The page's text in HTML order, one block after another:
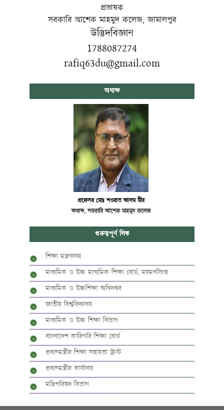
প্রভাষক
সরকারি আশেক মাহমুদ কলেজ, জামালপুর
উদ্ভিদবিজ্ঞান
1788087274
rafiq63du@gmail.com
অধ্যক্ষ
প্রফেসর মোঃ শওকত আলম মীর
অধ্যক্ষ, সরকারি আশেক মাহমুদ কলেজ
গুরুত্বপূর্ণ লিঙ্ক
শিক্ষা মন্ত্রণালয়
মাধ্যমিক ও উচ্চ মাধ্যমিক শিক্ষা বোর্ড, ময়মনসিংহ
মাধ্যমিক ও উচ্চশিক্ষা অধিদপ্তর
জাতীয় বিশ্ববিদ্যালয়
মাধ্যমিক ও উচ্চ শিক্ষা বিভাগ
বাংলাদেশ কারিগরি শিক্ষা বোর্ড
প্রধানমন্ত্রীর শিক্ষা সহায়তা ট্রাস্ট
প্রধানমন্ত্রীর কার্যালয়
মন্ত্রিপরিষদ বিভাগ